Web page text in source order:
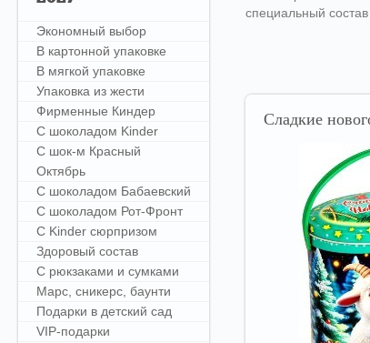
специальный
Сладкие
Экономный выбор
В картонной упаковке
В мягкой упаковке
Упаковка из жести
Фирменные Киндер
С шоколадом Kinder
С шок-м Красный
Октябрь
С шоколадом Бабаевский
С шоколадом Рот-Фронт
С Kinder сюрпризом
Здоровый состав
С рюкзаками и сумками
Марс, сникерс, баунти
Подарки в детский сад
VIP-подарки